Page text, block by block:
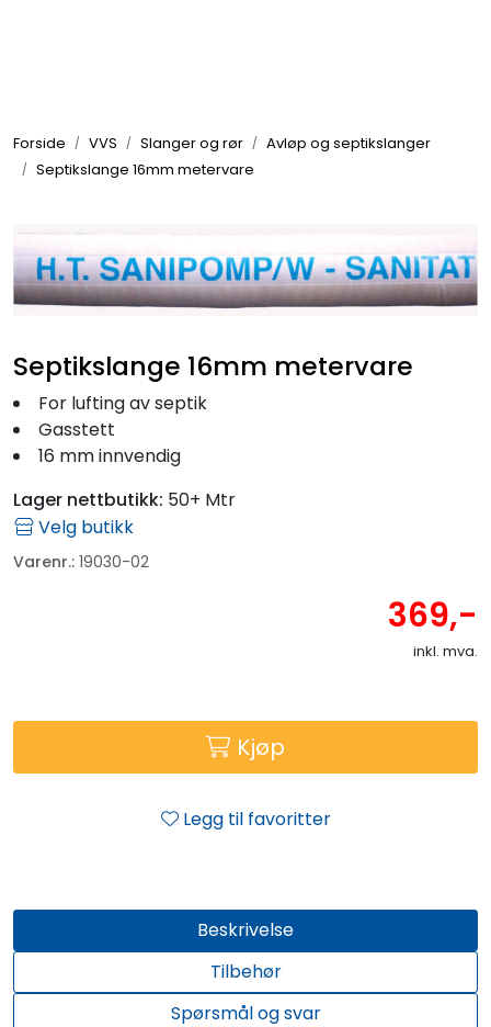
Forside VVS Slanger og rør
Avløp og septikslanger
Septikslange 16mm metervare
Septikslange 16mm metervare
For lufting av septik
Gasstett
16 mm innvendig
Lager nettbutikk: 50+ Mtr
Velg butikk
Varenr.: 19030-02
369,-
inkl. mva.
Kjøp
Legg til favoritter
Beskrivelse
Tilbehør
Spørsmål og svar
Elektrisk
Komfort
VVS
Motor/Styring
Fortøyning
Fritid/Sikkerhet